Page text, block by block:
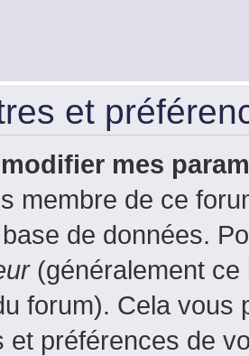
et
mes
membre de ce
de données.
(généralement ce
forum). Cela vous
et préférences de